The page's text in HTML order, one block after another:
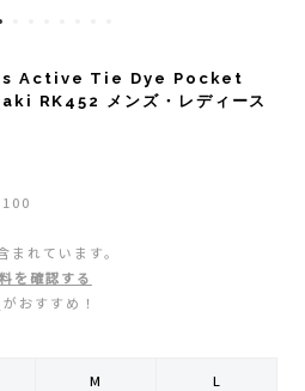
ル)
ペシャル)
ーズ)
)
Active Tie Dye Pocket
RK452 メンズ・レディース
れています。
を確認する
がおすすめ！
M L